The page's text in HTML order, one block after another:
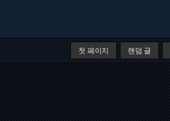
첫 페이지 랜덤 글